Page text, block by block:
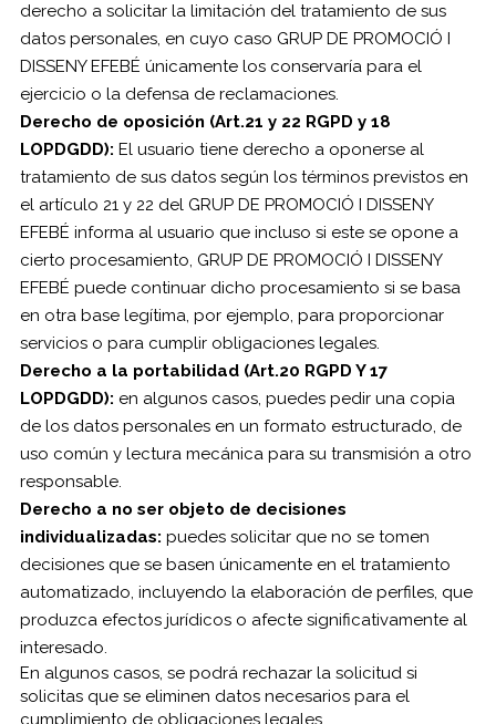
derecho a solicitar la limitación del tratamiento de sus
datos personales, en cuyo caso GRUP DE PROMOCIÓ I
DISSENY EFEBÉ únicamente los conservaría para el
ejercicio o la defensa de reclamaciones.
Derecho de oposición (Art.21 y 22 RGPD y 18
LOPDGDD): El usuario tiene derecho a oponerse al
tratamiento de sus datos según los términos previstos en
el artículo 21 y 22 del GRUP DE PROMOCIÓ I DISSENY
EFEBÉ informa al usuario que incluso si este se opone a
cierto procesamiento, GRUP DE PROMOCIÓ I DISSENY
EFEBÉ puede continuar dicho procesamiento si se basa
en otra base legítima, por ejemplo, para proporcionar
servicios o para cumplir obligaciones legales.
Derecho a la portabilidad (Art.20 RGPD Y 17
LOPDGDD): en algunos casos, puedes pedir una copia
de los datos personales en un formato estructurado, de
uso común y lectura mecánica para su transmisión a otro
responsable.
Derecho a no ser objeto de decisiones
individualizadas: puedes solicitar que no se tomen
decisiones que se basen únicamente en el tratamiento
automatizado, incluyendo la elaboración de perfiles, que
produzca efectos jurídicos o afecte significativamente al
interesado.
En algunos casos, se podrá rechazar la solicitud si
solicitas que se eliminen datos necesarios para el
cumplimiento de obligaciones legales.